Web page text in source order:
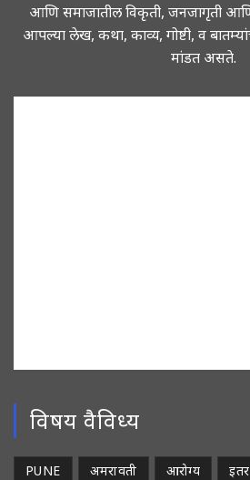
आणि समाजातील विकृती, जनजागृती आणि
आपल्या लेख, कथा, काव्य, गोष्टी, व
मांडत असते.
विषय वैविध्य
PUNE अमरावती आरोग्य इतर